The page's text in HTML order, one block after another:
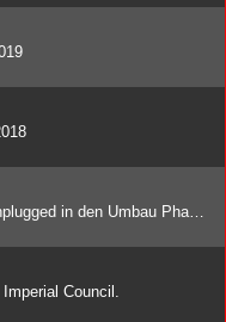
Noch mehr Rock & Roll und Bands Unplugged in den Umbau Phasen
Council.